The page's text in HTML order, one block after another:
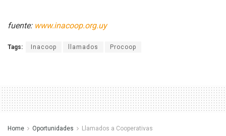
fuente: www.inacoop.org.uy
Tags: Inacoop llamados Procoop
Home Oportunidades Llamados a Cooperativas